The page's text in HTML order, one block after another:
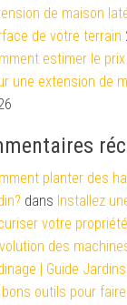
de maison
de votre terrain
estimer le
une extension de
planter des
dans Installez
votre propriété
des
| Guide
bons outils pour